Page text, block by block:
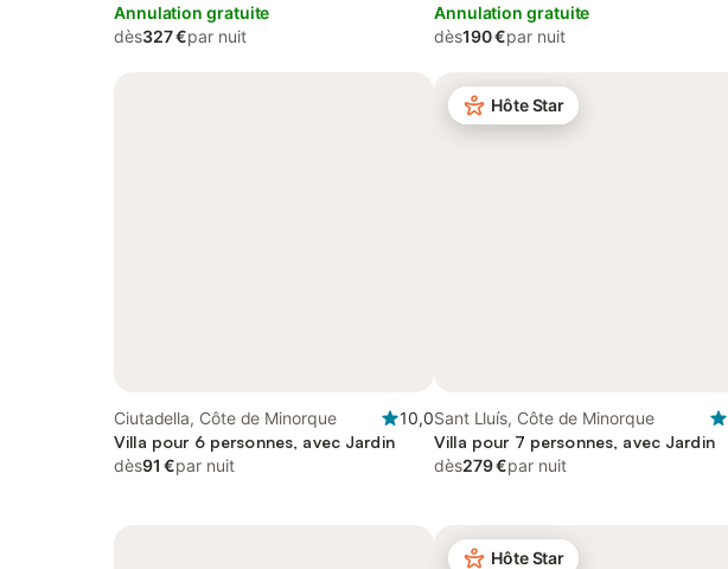
Annulation gratuite
dès327 €par nuit
Annulation gratuite
dès190 €par nuit
Ciutadella, Côte de Minorque
10,0
Villa pour 6 personnes, avec Jardin
dès91 €par nuit
Hôte Star
Sant Lluís, Côte de Minorque
Villa pour 7 personnes, avec Jardin
dès279 €par nuit
Hôte Star